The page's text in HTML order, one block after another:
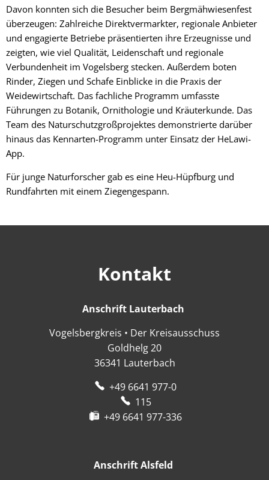
Davon konnten sich die Besucher beim Bergmähwiesenfest
überzeugen: Zahlreiche Direktvermarkter, regionale Anbieter
und engagierte Betriebe präsentierten ihre Erzeugnisse und
zeigten, wie viel Qualität, Leidenschaft und regionale
Verbundenheit im Vogelsberg stecken. Außerdem boten
Rinder, Ziegen und Schafe Einblicke in die Praxis der
Weidewirtschaft. Das fachliche Programm umfasste
Führungen zu Botanik, Ornithologie und Kräuterkunde. Das
Team des Naturschutzgroßprojektes demonstrierte darüber
hinaus das Kennarten-Programm unter Einsatz der HeLawi-
App.
Für junge Naturforscher gab es eine Heu-Hüpfburg und
Rundfahrten mit einem Ziegengespann.
Kontakt
Anschrift Lauterbach
Vogelsbergkreis • Der Kreisausschuss
Goldhelg 20
36341 Lauterbach
+49 6641 977-0
115
+49 6641 977-336
Anschrift Alsfeld